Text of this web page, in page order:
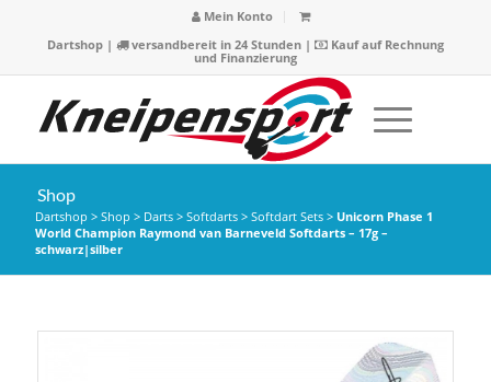
Mein Konto
Dartshop| versandbereit in 24 Stunden |
Kauf auf Rechnung
und Finanzierung
Shop
Dartshop > Shop > Darts> Softdarts> Softdart Sets> Unicorn Phase 1
World Champion Raymond van Barneveld Softdarts – 17g –
schwarz|silber